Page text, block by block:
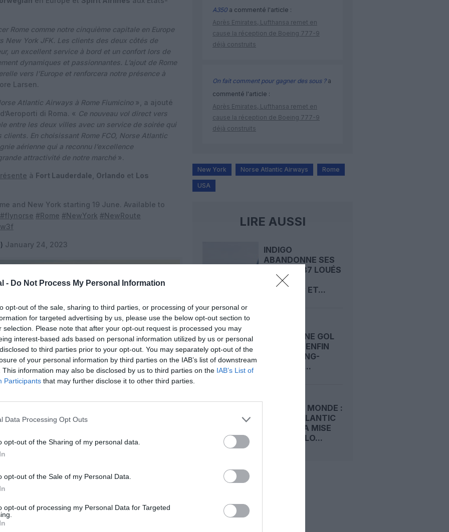
- Do Not Process My Personal Information
opt-out of the sale, sharing to third parties, or processing of your personal or
for targeted advertising by us, please use the below opt-out section to
selection. Please note that after your opt-out request is processed you may
interest-based ads based on personal information utilized by us or personal
to third parties prior to your opt-out. You may separately opt-out of the
of your personal information by third parties on the IAB’s list of downstream
This information may also be disclosed by us to third parties on the IAB’s List of
Participants that may further disclose it to other third parties.
Data Processing Opt Outs
opt-out of the Sharing of my personal data.
opt-out of the Sale of my Personal Data.
opt-out of processing my Personal Data for Targeted
Rome comme notre cinquième capitale en Europe
New York JFK. Les clients des deux côtés de
un excellent service à bord et un confort lors de
dynamiques et passionnantes. L’ajout de Rome
vers l’Europe et renforcera notre présence à
Larsen.
Atlantic Airways à Rome Fiumicino», a ajouté
di Roma. « Ce nouveau vol direct vers
entre les deux villes avec un service de soirée qui
En choisissant Rome FCO, Norse Atlantic
aérienne qui a reconnu l’excellence
attractivité de notre marché ».
à Fort Lauderdale Orlando et Los
and New York starting 19 June. Available to
#flynorse #Rome #NewYork #NewRoute
January 24, 2023
Atlantic Airways
A350 a commenté l'article :
Après Emirates, Lufthansa remet en
cause la réception de Boeing 777-9
déjà construits
On fait comment pour gagner des sous ?a
commenté l'article :
Après Emirates, Lufthansa remet en
cause la réception de Boeing 777-9
déjà construits
New York Norse Atlantic Airways Rome
USA
LIRE AUSSI
INDIGO
ABANDONNE SES
BOEING 787 LOUÉS
À NORSE
ATLANTIC ET...
BRÉSILIENNE GOL
SE LANCE ENFIN
SUR LE LONG-
COURRIER...
COUPE DU MONDE :
NORSE ATLANTIC
DOUBLE LA MISE
ENTRE OSLO...